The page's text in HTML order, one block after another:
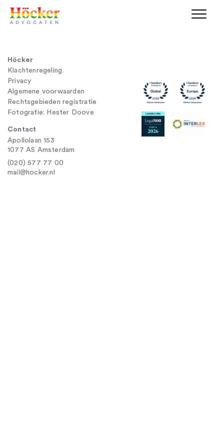
Höcker
Klachtenregeling
Privacy
Algemene voorwaarden
Rechtsgebieden registratie
Fotografie: Hester Doove
Contact
Apollolaan 153
1077 AS Amsterdam
(020) 577 77 00
mail@hocker.nl